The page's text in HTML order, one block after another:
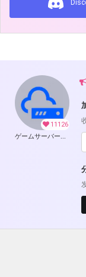
11126
ゲームサーバー公開ツール の開発支援